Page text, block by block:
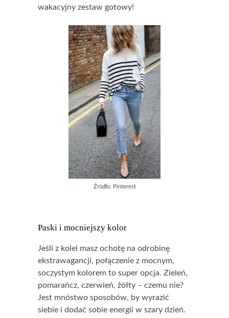
wakacyjny zestaw gotowy!
Źródło: Pinterest
Paski i mocniejszy kolor
Jeśli z kolei masz ochotę na odrobinę
ekstrawagancji, połączenie z mocnym,
soczystym kolorem to super opcja. Zieleń,
pomarańcz, czerwień, żółty – czemu nie?
Jest mnóstwo sposobów, by wyrazić
siebie i dodać sobie energii w szary dzień.